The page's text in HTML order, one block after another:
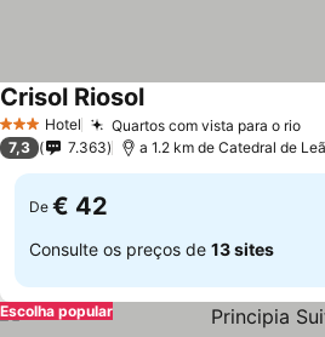
3 EstrelasHotel Quartos com vista para o rio
Crisol Riosol
7,3 7.363 a 1.2 km de Catedral de
De € 42
Consulte os preços de 13 sites
Escolha popular